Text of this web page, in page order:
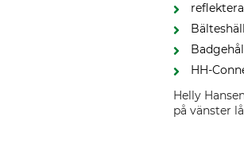
HH-
Helly
på vänster